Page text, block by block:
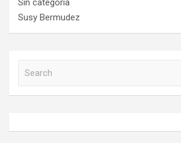
Sin categoría
Susy Bermudez
h